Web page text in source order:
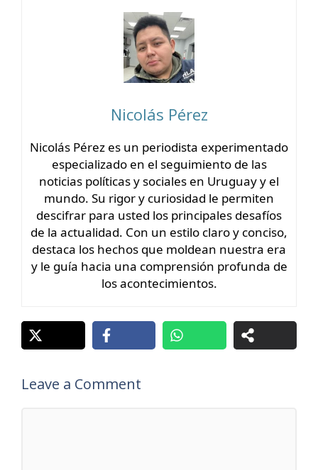
Nicolás Pérez
Nicolás Pérez es un periodista experimentado
especializado en el seguimiento de las
noticias políticas y sociales en Uruguay y el
mundo. Su rigor y curiosidad le permiten
descifrar para usted los principales desafíos
de la actualidad. Con un estilo claro y conciso,
destaca los hechos que moldean nuestra era
y le guía hacia una comprensión profunda de
los acontecimientos.
Leave a Comment